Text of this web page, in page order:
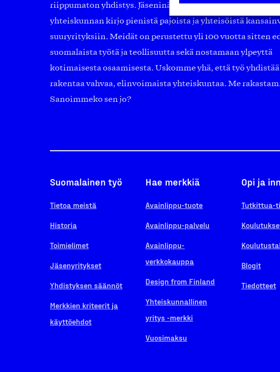
riippumaton yhdistys. Jäseninämme on koko suomalaisen
yhteiskunnan kirjo pienistä pajoista ja yhteisöistä
suuryrityksiin. Meidät on perustettu yli 100 vuotta sitten
suomalaista työtä ja teollisuutta sekä nostamaan ylpeyttä
kotimaisesta osaamisesta. Uskomme yhä, että työ
rakentaa vahvaa, elinvoimaista yhteiskuntaa. Me
Sanoimmeko sen jo?
Suomalainen työ
Tietoa meistä
Historia
Toimielimet
Jäsenyritykset
Yhdistyksen säännöt
Merkkien kriteerit ja
käyttöehdot
Hae merkkiä
Avainlippu-tuote
Avainlippu-palvelu
Avainlippu-
verkkokauppa
Design from Finland
Yhteiskunnallinen
yritys -merkki
Vuosimaksu
Opi ja
Tutkittua-
Blogit
Tiedotteet